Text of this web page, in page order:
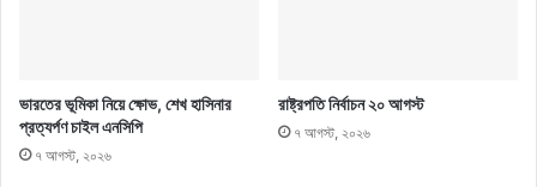
ভারতের ভূমিকা নিয়ে ক্ষোভ, শেখ হাসিনার
প্রত্যর্পণ চাইল এনসিপি
৭ আগস্ট, ২০২৬
রাষ্ট্রপতি নির্বাচন ২০ আগস্ট
৭ আগস্ট, ২০২৬